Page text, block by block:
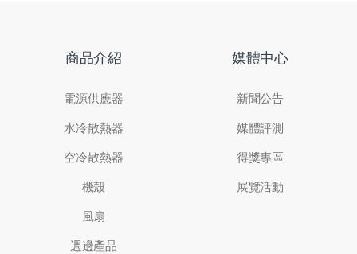
商品介紹
電源供應器
水冷散熱器
空冷散熱器
機殼
風扇
週邊產品
媒體中心
新聞公告
媒體評測
得獎專區
展覽活動